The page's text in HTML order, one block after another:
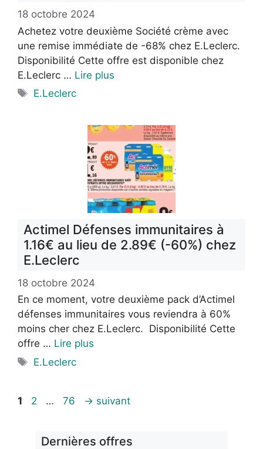
18 octobre 2024
Achetez votre deuxième Société crème avec
une remise immédiate de -68% chez E.Leclerc.
Disponibilité Cette offre est disponible chez
E.Leclerc … Lire plus
Étiquettes
E.Leclerc
Actimel Défenses immunitaires à
1.16€ au lieu de 2.89€ (-60%) chez
E.Leclerc
18 octobre 2024
En ce moment, votre deuxième pack d’Actimel
défenses immunitaires vous reviendra à 60%
moins cher chez E.Leclerc. Disponibilité Cette
offre … Lire plus
Étiquettes
E.Leclerc
Page
1 Page
2 … Page
76 → suivant
Dernières offres